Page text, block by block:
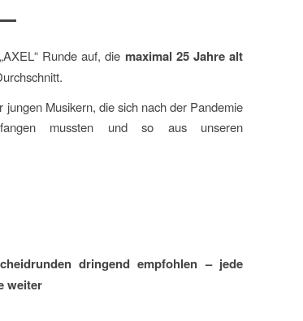
Runde auf, die maximal 25 Jahre alt
Musikern, die sich nach der Pandemie
mussten und so aus unseren
dringend empfohlen – jede
weiter